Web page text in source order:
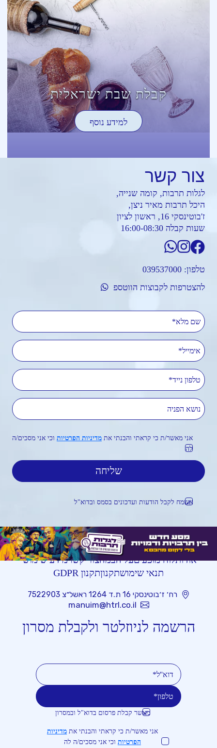
קבלת שבת ישראלית
למידע נוסף
צור קשר
לגלות תרבות, קומה שנייה,
היכל תרבות מאיר ניצן,
ז'בוטינסקי 16, ראשון לציון
שעות קבלה 16:00-08:30
טלפון: 039537000
להצטרפות לקבוצות הווטספ
שם מלא
אימייל
טלפון נייד
נושא הפניה
אני מאשר/ת כי קראתי והבנתי את מדיניות הפרטיות וכי אני מסכים/ה
לה
אשמח לקבל הודעות ועדכונים בסמס ובדוא"ל
אודותלוח מופעיםעל הבמהצור קשרמידע שימושי
תנאי שימושתקנוןתקנון GDPR
רח׳ ז׳בוטינסקי 16 ת.ד 1264 ראשל״צ 7522903
manuim@htrl.co.il
הרשמה לניוזלטר ולקבלת מסרון
מאשר קבלת פרסום בדוא"ל ובמסרון
אני מאשר/ת כי קראתי והבנתי את מדיניות
הפרטיות וכי אני מסכים/ה לה